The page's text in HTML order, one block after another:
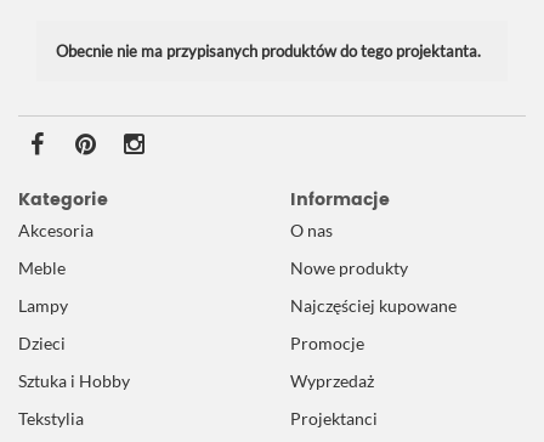
Obecnie nie ma przypisanych produktów do tego projektanta.
Kategorie
Akcesoria
Meble
Lampy
Dzieci
Sztuka i Hobby
Tekstylia
Informacje
O nas
Nowe produkty
Najczęściej kupowane
Promocje
Wyprzedaż
Projektanci